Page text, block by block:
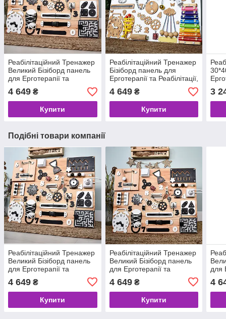
Реабілітаційний Тренажер
Великий Бізіборд панель
для Ерготерапії та
Реабілітації, дошка для
моторики, корекційте
обладнання
4 649 ₴
Купити
Реабілітаційний Тренажер
Бізіборд панель для
Ерготерапії та Реабілітації,
дошка для моторики,
корекційте обладнання
великий
4 649₴
Купити
3
Подібні товари компанії
Реабілітаційний Тренажер
Великий Бізіборд панель
для Ерготерапії та
моторики, корекційте
обладнання UA
4 649 ₴
Купити
Реабілітаційний Тренажер
Великий Бізіборд панель
для Ерготерапії та
моторики, корекційте
обладнання чорний
4 649₴
Купити
для
4